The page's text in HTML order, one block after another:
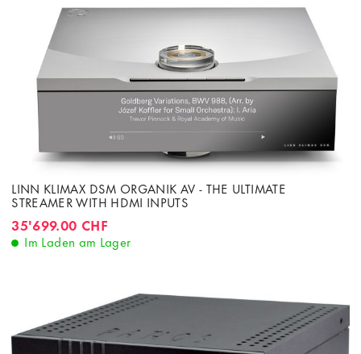
LINN KLIMAX DSM ORGANIK AV - THE ULTIMATE
STREAMER WITH HDMI INPUTS
35'699.00 CHF
Im Laden am Lager